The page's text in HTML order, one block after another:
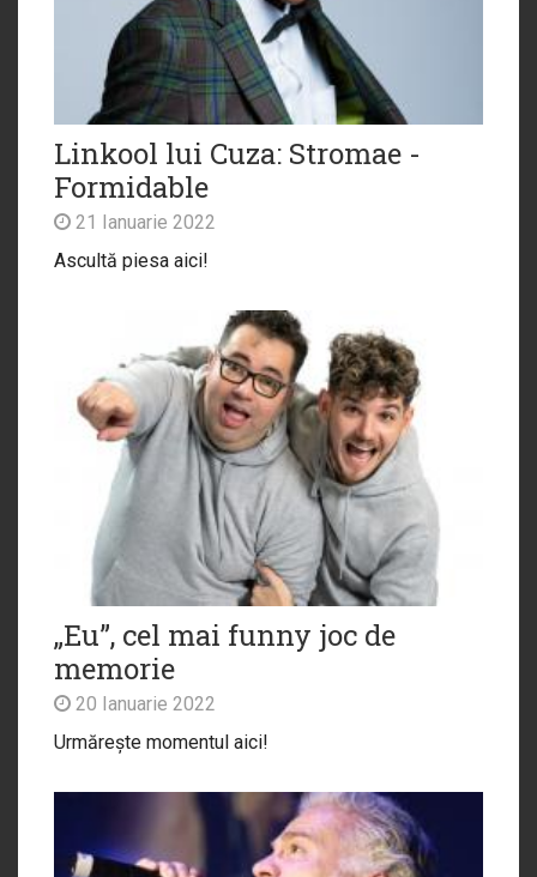
Linkool lui Cuza: Stromae -
Formidable
21 Ianuarie 2022
Ascultă piesa aici!
„Eu”, cel mai funny joc de
memorie
20 Ianuarie 2022
Urmărește momentul aici!